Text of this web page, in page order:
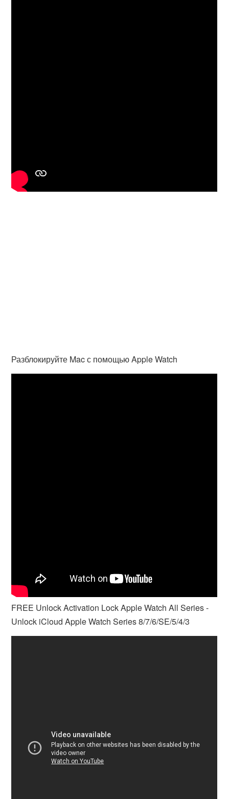
Разблокируйте Mac с помощью Apple Watch
FREE Unlock Activation Lock Apple Watch All Series -
Unlock iCloud Apple Watch Series 8/7/6/SE/5/4/3